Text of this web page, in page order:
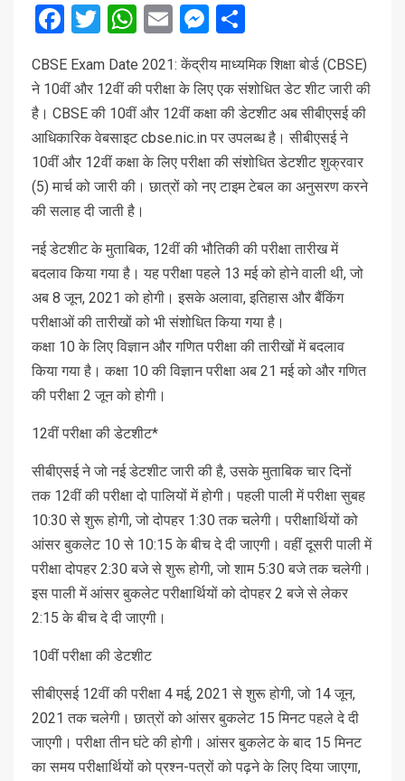
Facebook
Twitter
WhatsApp
EmailMessenger
CBSE Exam Date 2021: केंद्रीय माध्यमिक शिक्षा बोर्ड (CBSE)
ने 10वीं और 12वीं की परीक्षा के लिए एक संशोधित डेट शीट जारी की
है। CBSE की 10वीं और 12वीं कक्षा की डेटशीट अब सीबीएसई की
आधिकारिक वेबसाइट cbse.nic.in पर उपलब्ध है। सीबीएसई ने
10वीं और 12वीं कक्षा के लिए परीक्षा की संशोधित डेटशीट शुक्रवार
(5) मार्च को जारी की। छात्रों को नए टाइम टेबल का अनुसरण करने
की सलाह दी जाती है।
नई डेटशीट के मुताबिक, 12वीं की भौतिकी की परीक्षा तारीख में
बदलाव किया गया है। यह परीक्षा पहले 13 मई को होने वाली थी, जो
अब 8 जून, 2021 को होगी। इसके अलावा, इतिहास और बैंकिंग
परीक्षाओं की तारीखों को भी संशोधित किया गया है।
कक्षा 10 के लिए विज्ञान और गणित परीक्षा की तारीखों में बदलाव
किया गया है। कक्षा 10 की विज्ञान परीक्षा अब 21 मई को और गणित
की परीक्षा 2 जून को होगी।
12वीं परीक्षा की डेटशीट*
सीबीएसई ने जो नई डेटशीट जारी की है, उसके मुताबिक चार दिनों
तक 12वीं की परीक्षा दो पालियों में होगी। पहली पाली में परीक्षा सुबह
10:30 से शुरू होगी, जो दोपहर 1:30 तक चलेगी। परीक्षार्थियों को
आंसर बुकलेट 10 से 10:15 के बीच दे दी जाएगी। वहीं दूसरी पाली में
परीक्षा दोपहर 2:30 बजे से शुरू होगी, जो शाम 5:30 बजे तक चलेगी।
इस पाली में आंसर बुकलेट परीक्षार्थियों को दोपहर 2 बजे से लेकर
2:15 के बीच दे दी जाएगी।
10वीं परीक्षा की डेटशीट
सीबीएसई 12वीं की परीक्षा 4 मई, 2021 से शुरू होगी, जो 14 जून,
2021 तक चलेगी। छात्रों को आंसर बुकलेट 15 मिनट पहले दे दी
जाएगी। परीक्षा तीन घंटे की होगी। आंसर बुकलेट के बाद 15 मिनट
का समय परीक्षार्थियों को प्रश्‍न-पत्रों को पढ़ने के लिए दिया जाएगा,